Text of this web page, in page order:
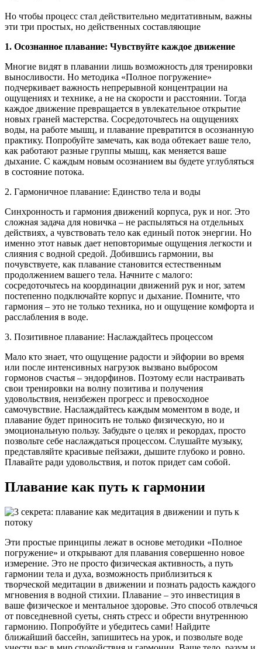
Но чтобы процесс стал действительно медитативным, важны
эти три простых, но действенных составляющие
1. Осознанное плавание: Чувствуйте каждое движение
Многие видят в плавании лишь возможность для тренировки
выносливости. Но методика «Полное погружение»
подчеркивает важность непрерывной концентрации на
ощущениях и технике, а не на скорости и расстоянии. Тогда
каждое движение превращается в увлекательное открытие
новых граней мастерства. Сосредоточьтесь на ощущениях
воды, на работе мышц, и плавание превратится в осознанную
практику. Попробуйте замечать, как вода обтекает ваше тело,
как работают разные группы мышц, как меняется ваше
дыхание. С каждым новым осознанием вы будете углубляться
в состояние потока.
2. Гармоничное плавание: Единство тела и воды
Синхронность и гармония движений корпуса, рук и ног. Это
сложная задача для новичка – не распыляться на отдельных
действиях, а чувствовать тело как единый поток энергии. Но
именно этот навык дает неповторимые ощущения легкости и
слияния с водной средой. Добившись гармонии, вы
почувствуете, как плавание становится естественным
продолжением вашего тела. Начните с малого:
сосредоточьтесь на координации движений рук и ног, затем
постепенно подключайте корпус и дыхание. Помните, что
гармония – это не только техника, но и ощущение комфорта и
расслабления в воде.
3. Позитивное плавание: Наслаждайтесь процессом
Мало кто знает, что ощущение радости и эйфории во время
или после интенсивных нагрузок вызвано выбросом
гормонов счастья – эндорфинов. Поэтому если настраивать
свои тренировки на волну позитива и получения
удовольствия, неизбежен прогресс и превосходное
самочувствие. Наслаждайтесь каждым моментом в воде, и
плавание будет приносить не только физическую, но и
эмоциональную пользу. Забудьте о целях и рекордах, просто
позвольте себе наслаждаться процессом. Слушайте музыку,
представляйте красивые пейзажи, дышите глубоко и ровно.
Плавайте ради удовольствия, и поток придет сам собой.
Плавание как путь к гармонии
Эти простые принципы лежат в основе методики «Полное
погружение» и открывают для плавания совершенно новое
измерение. Это не просто физическая активность, а путь
гармонии тела и духа, возможность приблизиться к
творческой медитации в движении и познать радость каждого
мгновения в водной стихии. Плавание – это инвестиция в
ваше физическое и ментальное здоровье. Это способ отвлечься
от повседневной суеты, снять стресс и обрести внутреннюю
гармонию. Попробуйте и убедитесь сами! Найдите
ближайший бассейн, запишитесь на урок, и позвольте воде